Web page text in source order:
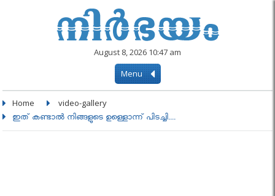
August 8, 2026 10:47 am
Menu
Home video-gallery
ഇത് കണ്ടാല്‍ നിങ്ങളുടെ ഉള്ളൊന്ന് പിടച്ചി....